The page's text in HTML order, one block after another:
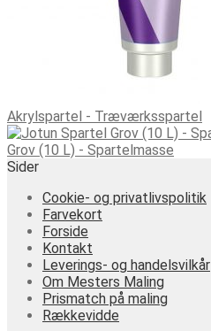
Akrylspartel - Træværksspartel
Grov (10 L) - Spartelmasse
Sider
Cookie- og privatlivspolitik
Farvekort
Forside
Kontakt
Leverings- og handelsvilkår
Om Mesters Maling
Prismatch på maling
Rækkevidde